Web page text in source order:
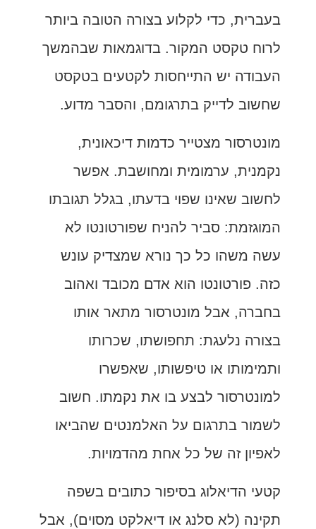
בעברית, כדי לקלוע בצורה הטובה ביותר
לרוח טקסט המקור. בדוגמאות שבהמשך
העבודה יש התייחסות לקטעים בטקסט
שחשוב לדייק בתרגומם, והסבר מדוע.
מונטרסור מצטייר כדמות דיכאונית,
נקמנית, ערמומית ומחושבת. אפשר
לחשוב שאינו שפוי בדעתו, בגלל תגובתו
המוגזמת: סביר להניח שפורטונטו לא
עשה משהו כל כך נורא שמצדיק עונש
כזה. פורטונטו הוא אדם מכובד ואהוב
בחברה, אבל מונטרסור מתאר אותו
בצורה נלעגת: תחפושתו, שכרותו
ותמימותו או טיפשותו, שאפשרו
למונטרסור לבצע בו את נקמתו. חשוב
לשמור בתרגום על האלמנטים שהביאו
לאפיון זה של כל אחת מהדמויות.
קטעי הדיאלוג בסיפור כתובים בשפה
תקינה (לא סלנג או דיאלקט מסוים), אבל